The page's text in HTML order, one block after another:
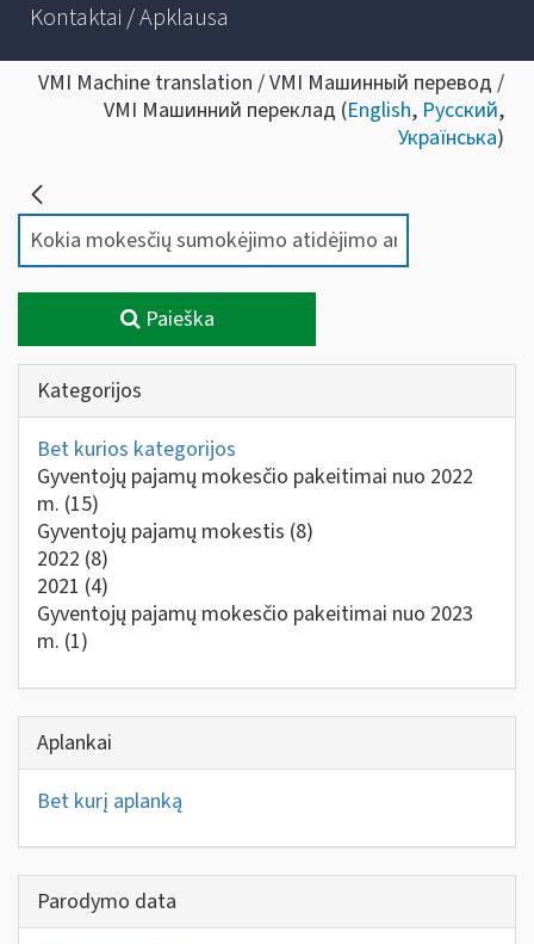
Kontaktai / Apklausa
VMI Machine translation / VMI Машинный перевод /
VMI Машинний переклад (English, Русский,
Українська)
Paieška
Kategorijos
Bet kurios kategorijos
Gyventojų pajamų mokesčio pakeitimai nuo 2022
m. (15)
Gyventojų pajamų mokestis (8)
2022 (8)
2021 (4)
Gyventojų pajamų mokesčio pakeitimai nuo 2023
m. (1)
Aplankai
Bet kurį aplanką
Parodymo data